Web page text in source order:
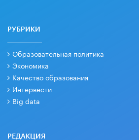
РУБРИКИ
Образовательная политика
Экономика
Качество образования
Интервести
Big data
РЕДАКЦИЯ